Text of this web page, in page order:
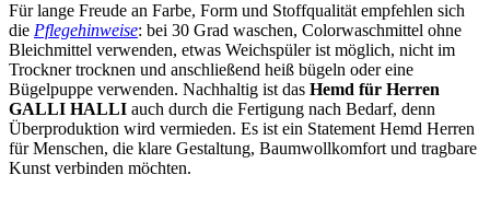
Für lange Freude an Farbe, Form und Stoffqualität empfehlen sich
die Pflegehinweise: bei 30 Grad waschen, Colorwaschmittel ohne
Bleichmittel verwenden, etwas Weichspüler ist möglich, nicht im
Trockner trocknen und anschließend heiß bügeln oder eine
Bügelpuppe verwenden. Nachhaltig ist das Hemd für Herren
GALLI HALLI auch durch die Fertigung nach Bedarf, denn
Überproduktion wird vermieden. Es ist ein Statement Hemd Herren
für Menschen, die klare Gestaltung, Baumwollkomfort und tragbare
Kunst verbinden möchten.